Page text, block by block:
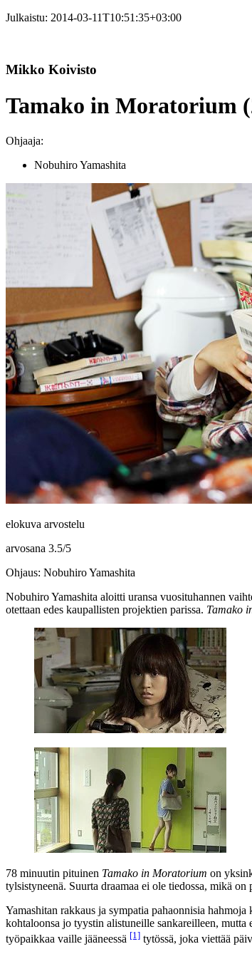
Julkaistu: 2014-03-11T10:51:35+03:00
Mikko Koivisto
Tamako in Moratorium
Ohjaaja:
Nobuhiro Yamashita
elokuva arvostelu
arvosana 3.5/5
Ohjaus: Nobuhiro Yamashita
Nobuhiro Yamashita aloitti uransa vuosituhannen
otettaan edes kaupallisten projektien parissa. Tamako
78 minuutin pituinen Tamako in Moratorium on
tylsistyneenä. Suurta draamaa ei ole tiedossa, mikä
Yamashitan rakkaus ja sympatia pahaonnisia hahmoja
kohtaloonsa jo tyystin alistuneille sankareilleen, mutta
työpaikkaa vaille jääneessä [1] tytössä, joka viettää